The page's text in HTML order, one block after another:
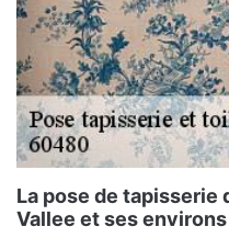
La pose de tapisserie
Vallee et ses